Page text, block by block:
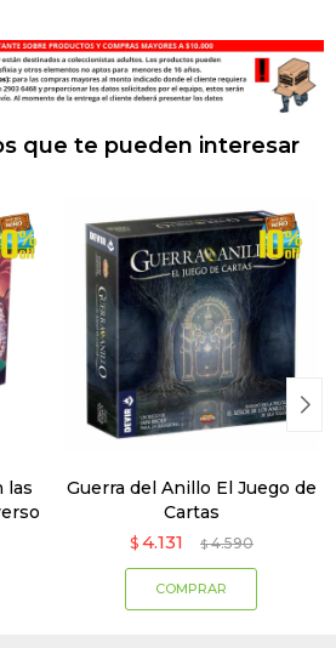
que te pueden interesar
las
Guerra del Anillo El Juego de
Cartas
$ 4.131 $ 4.590